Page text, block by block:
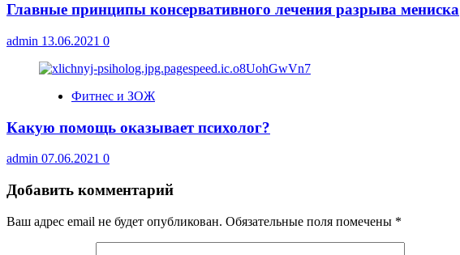
Главные принципы консервативного лечения разрыва мениска
admin 13.06.2021 0
Фитнес и ЗОЖ
Какую помощь оказывает психолог?
admin 07.06.2021 0
Добавить комментарий
Ваш адрес email не будет опубликован. Обязательные поля помечены *